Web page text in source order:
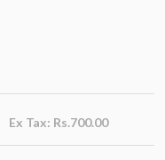
Ex Tax: Rs.700.00